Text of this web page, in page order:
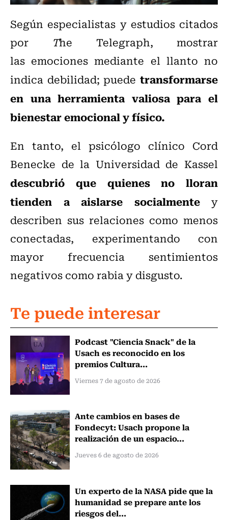
Según especialistas y estudios citados
por The Telegraph, mostrar
las emociones mediante el llantono
indica debilidad; puede transformarse
en una herramienta valiosa para el
bienestar emocional y físico.
En tanto, el psicólogo clínico Cord
Benecke de la Universidad de Kassel
descubrió que quienes no lloran
tienden a aislarse socialmentey
describen sus relaciones como menos
conectadas, experimentando con
mayor frecuencia sentimientos
negativos como rabia y disgusto.
Te puede interesar
Podcast "Ciencia Snack" de la
Usach es reconocido en los
premios Cultura...
Viernes 7 de agosto de 2026
Ante cambios en bases de
Fondecyt: Usach propone la
realización de un espacio...
Jueves 6 de agosto de 2026
Un experto de la NASA pide que la
humanidad se prepare ante los
riesgos del...